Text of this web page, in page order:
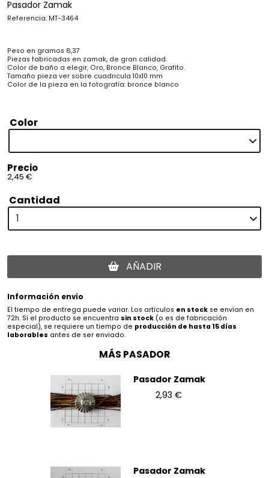
Pasador Zamak
Referencia: MT-3464
Peso en gramos 8,37
Piezas fabricadas en zamak, de gran calidad.
Color de baño a elegir, Oro, Bronce Blanco, Grafito.
Tamaño pieza ver sobre cuadricula 10x10 mm
Color de la pieza en la fotografía: bronce blanco
Color
Precio
2,45 €
Cantidad
AÑADIR
Información envio
El tiempo de entrega puede variar. Los artículos en stock se envían en
72h. Si el producto se encuentra sin stock (o es de fabricación
especial), se requiere un tiempo de producción de hasta 15 días
laborables antes de ser enviado.
MÁS PASADOR
Pasador Zamak
2,93 €
Pasador Zamak